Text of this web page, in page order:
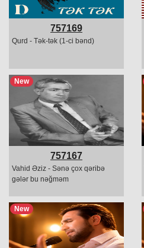
757169
Qurd - Tək-tək (1-ci bənd)
New
757167
Vahid Əziz - Sənə çox qəribə
gələr bu nəğməm
New